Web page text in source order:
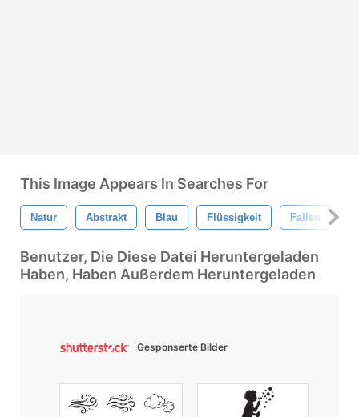
This Image Appears In Searches For
Natur Abstrakt Blau Flüssigkeit Fallen
Benutzer, Die Diese Datei Heruntergeladen
Haben, Haben Außerdem Heruntergeladen
Gesponserte Bilder